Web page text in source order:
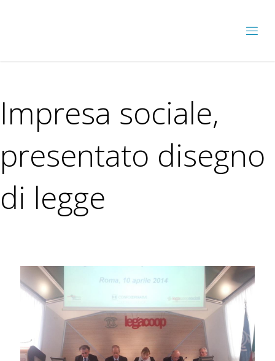
Impresa sociale,
presentato disegno
di legge